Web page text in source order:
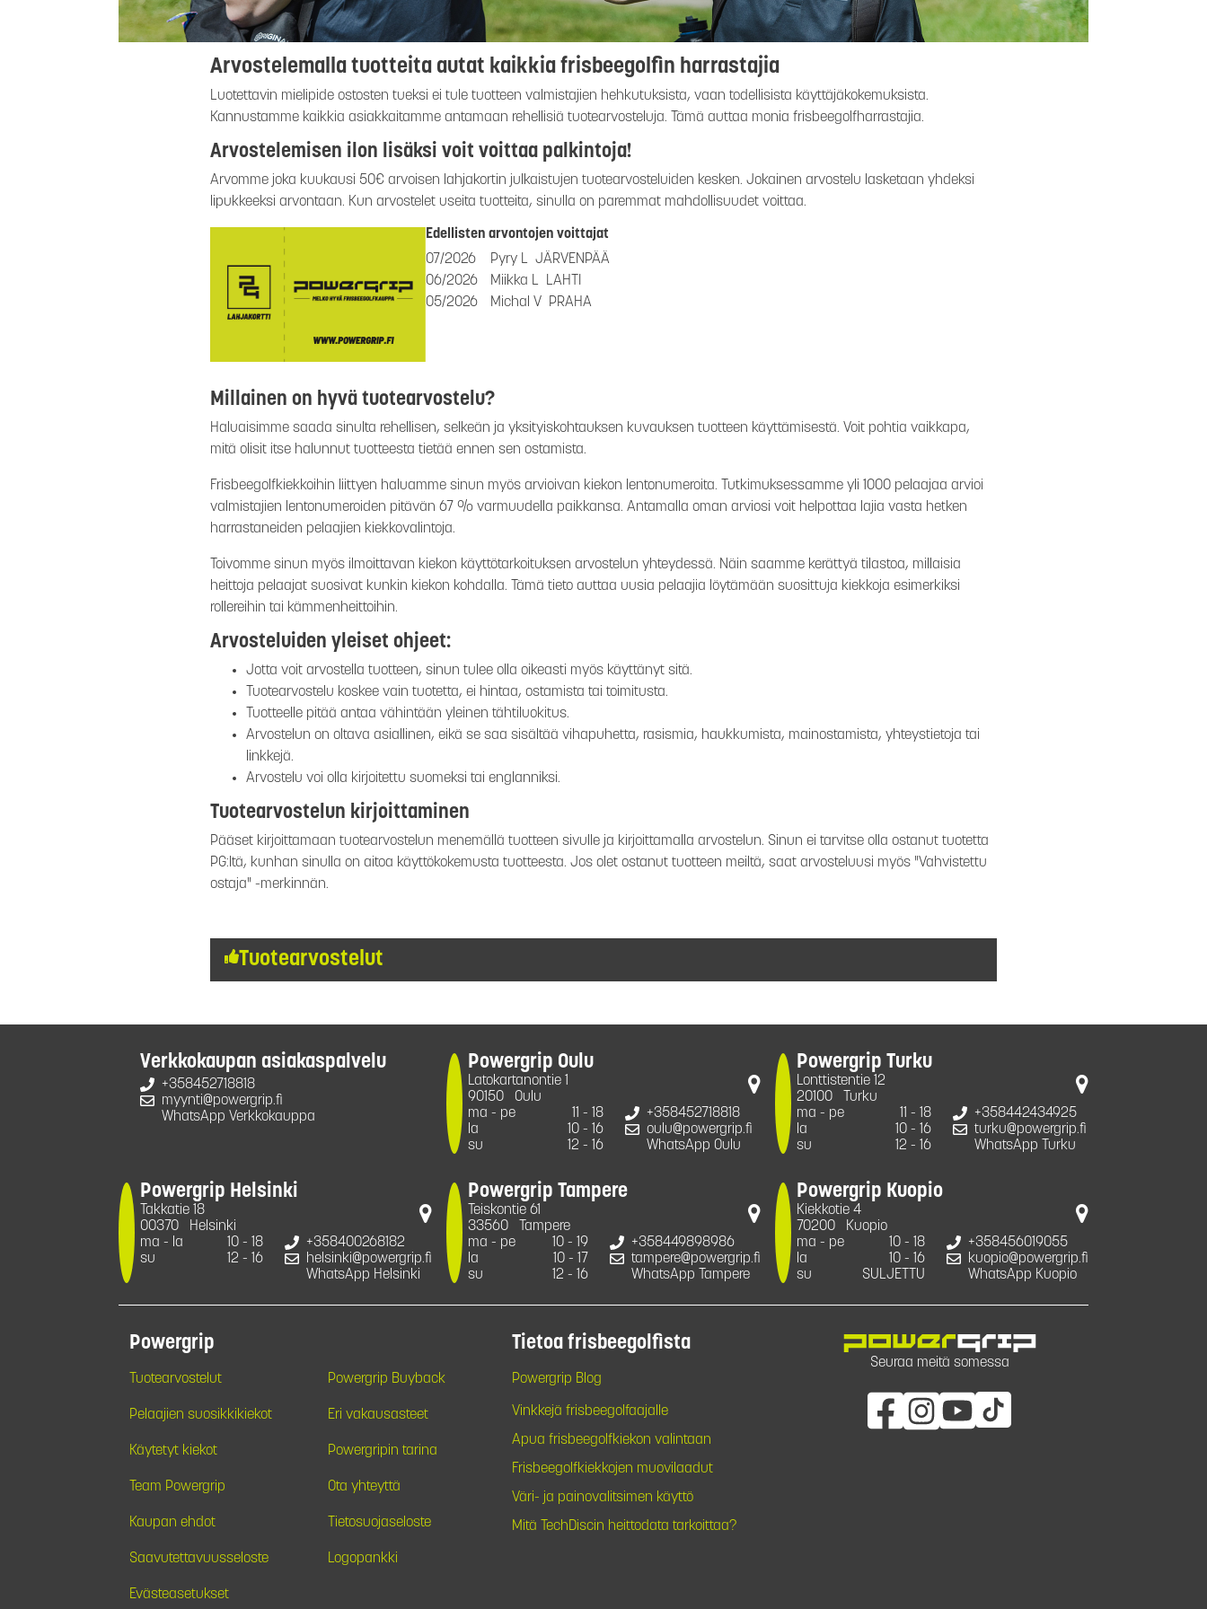
Arvostelemalla tuotteita autat kaikkia frisbeegolfin harrastajia
Luotettavin mielipide ostosten tueksi ei tule tuotteen valmistajien hehkutuksista, vaan todellisista käyttäjäkokemuksista.
Kannustamme kaikkia asiakkaitamme antamaan rehellisiä tuotearvosteluja. Tämä auttaa monia frisbeegolfharrastajia.
Arvostelemisen ilon lisäksi voit voittaa palkintoja!
Arvomme joka kuukausi 50€ arvoisen lahjakortin julkaistujen tuotearvosteluiden kesken. Jokainen arvostelu lasketaan yhdeksi
lipukkeeksi arvontaan. Kun arvostelet useita tuotteita, sinulla on paremmat mahdollisuudet voittaa.
Edellisten arvontojen voittajat
07/2026
Pyry L JÄRVENPÄÄ
06/2026
Miikka L
LAHTI
05/2026
Michal V PRAHA
Millainen on hyvä tuotearvostelu?
Haluaisimme saada sinulta rehellisen, selkeän ja yksityiskohtauksen kuvauksen tuotteen käyttämisestä. Voit pohtia vaikkapa,
mitä olisit itse halunnut tuotteesta tietää ennen sen ostamista.
Frisbeegolfkiekkoihin liittyen haluamme sinun myös arvioivan kiekon lentonumeroita. Tutkimuksessamme yli 1000 pelaajaa arvioi
valmistajien lentonumeroiden pitävän 67 % varmuudella paikkansa. Antamalla oman arviosi voit helpottaa lajia vasta hetken
harrastaneiden pelaajien kiekkovalintoja.
Toivomme sinun myös ilmoittavan kiekon käyttötarkoituksen arvostelun yhteydessä. Näin saamme kerättyä tilastoa, millaisia
heittoja pelaajat suosivat kunkin kiekon kohdalla. Tämä tieto auttaa uusia pelaajia löytämään suosittuja kiekkoja esimerkiksi
rollereihin tai kämmenheittoihin.
Arvosteluiden yleiset ohjeet:
Jotta voit arvostella tuotteen, sinun tulee olla oikeasti myös käyttänyt sitä.
Tuotearvostelu koskee vain tuotetta, ei hintaa, ostamista tai toimitusta.
Tuotteelle pitää antaa vähintään yleinen tähtiluokitus.
Arvostelun on oltava asiallinen, eikä se saa sisältää vihapuhetta, rasismia, haukkumista, mainostamista, yhteystietoja tai
linkkejä.
Arvostelu voi olla kirjoitettu suomeksi tai englanniksi.
Tuotearvostelun kirjoittaminen
Pääset kirjoittamaan tuotearvostelun menemällä tuotteen sivulle ja kirjoittamalla arvostelun. Sinun ei tarvitse olla ostanut tuotetta
PG:ltä, kunhan sinulla on aitoa käyttökokemusta tuotteesta. Jos olet ostanut tuotteen meiltä, saat arvosteluusi myös "Vahvistettu
ostaja" -merkinnän.
Tuotearvostelut
Verkkokaupan asiakaspalvelu
+358452718818
myynti@powergrip.fi
WhatsApp Verkkokauppa
Powergrip Oulu
Latokartanontie 1
90150
Oulu
ma - pe
11 - 18
la
10 - 16
su
12 - 16
+358452718818
oulu@powergrip.fi
WhatsApp Oulu
Powergrip Turku
Lonttistentie 12
20100
Turku
ma - pe
11 - 18
la
10 - 16
su
12 - 16
+358442434925
turku@powergrip.fi
WhatsApp Turku
Powergrip Helsinki
Takkatie 18
00370
Helsinki
ma - la
10 - 18
su
12 - 16
+358400268182
helsinki@powergrip.fi
WhatsApp Helsinki
Powergrip Tampere
Teiskontie 61
33560
Tampere
ma - pe
10 - 19
la
10 - 17
su
12 - 16
+358449898986
tampere@powergrip.fi
WhatsApp Tampere
Powergrip Kuopio
Kiekkotie 4
70200
Kuopio
ma - pe
10 - 18
la
10 - 16
su
SULJETTU
+358456019055
kuopio@powergrip.fi
WhatsApp Kuopio
Powergrip
Tuotearvostelut Powergrip Buyback
Pelaajien suosikkikiekot Eri vakausasteet
Käytetyt kiekot Powergripin tarina
Team Powergrip Ota yhteyttä
Kaupan ehdot Tietosuojaseloste
Saavutettavuusseloste Logopankki
Evästeasetukset
Tietoa frisbeegolfista
Powergrip Blog
Vinkkejä frisbeegolfaajalle
Apua frisbeegolfkiekon valintaan
Frisbeegolfkiekkojen muovilaadut
Väri- ja painovalitsimen käyttö
Mitä TechDiscin heittodata tarkoittaa?
Seuraa meitä somessa